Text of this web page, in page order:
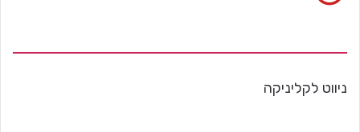
ניווט לקליניקה